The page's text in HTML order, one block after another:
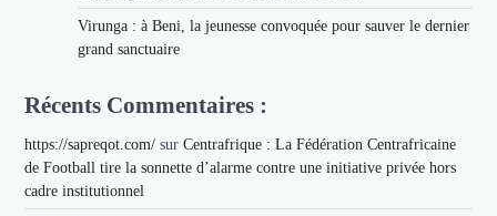
Virunga : à Beni, la jeunesse convoquée pour sauver le dernier
grand sanctuaire
Récents Commentaires :
https://sapreqot.com/ surCentrafrique : La Fédération Centrafricaine
de Football tire la sonnette d’alarme contre une initiative privée hors
cadre institutionnel